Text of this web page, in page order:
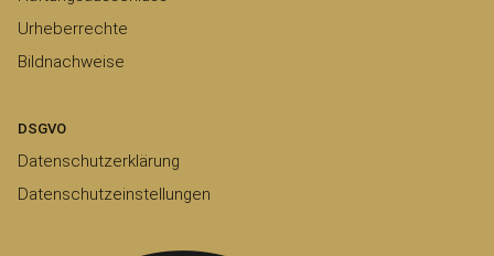
Urheberrechte
Bildnachweise
DSGVO
Datenschutzerklärung
Datenschutzeinstellungen